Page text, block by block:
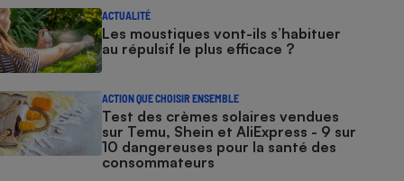
ACTUALITÉ
Les moustiques vont-ils s’habituer
au répulsif le plus efficace ?
ACTION QUE CHOISIR ENSEMBLE
Test des crèmes solaires vendues
sur Temu, Shein et AliExpress - 9 sur
10 dangereuses pour la santé des
consommateurs